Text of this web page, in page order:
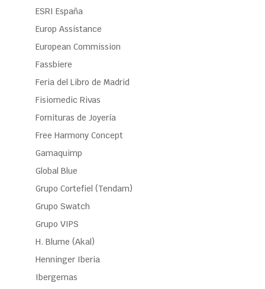
ESRI España
Europ Assistance
European Commission
Fassbiere
Feria del Libro de Madrid
Fisiomedic Rivas
Fornituras de Joyería
Free Harmony Concept
Gamaquimp
Global Blue
Grupo Cortefiel (Tendam)
Grupo Swatch
Grupo VIPS
H. Blume (Akal)
Henninger Iberia
Ibergemas